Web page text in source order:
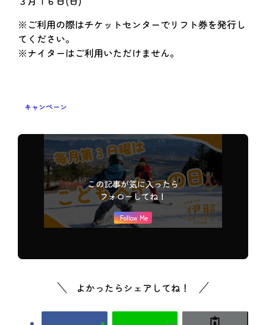
※ご利用の際はチケットセンターでリフト券を発行し
てください。
※ナイターはご利用いただけません。
キャンペーン
この記事が気に入ったら
フォローしてね！
Follow Me
よかったらシェアしてね！